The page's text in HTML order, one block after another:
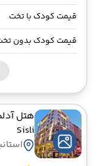
قیمت کودک با تخت
قیمت کودک بدون
هتل
Sisli